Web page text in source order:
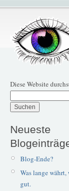
Diese Website
Neueste
Blog-Ende?
Was lange
gut.